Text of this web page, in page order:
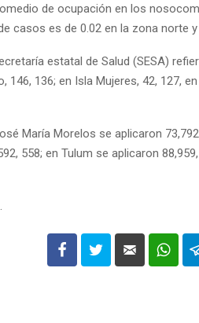
de ocupación en los
casos es de 0.02 en la zona norte y
estatal de Salud (SESA)
146, 136; en Isla Mujeres, 42, 127,
María Morelos se aplicaron
558; en Tulum se aplicaron